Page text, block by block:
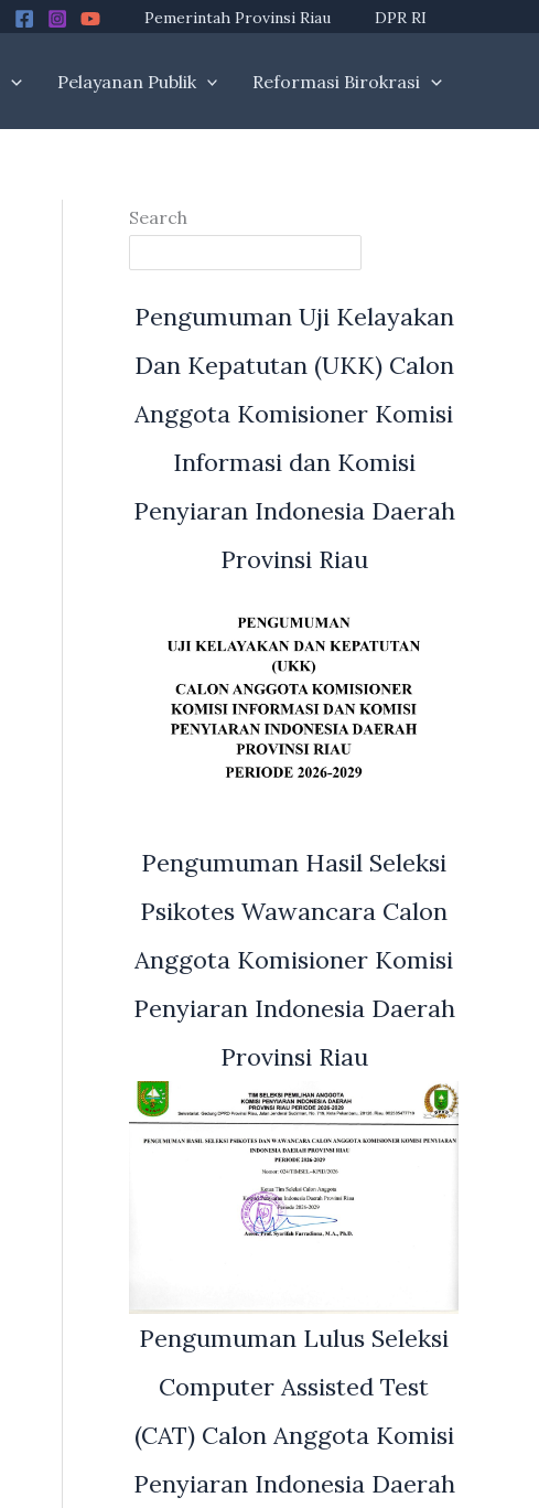
Pemerintah Provinsi Riau DPR RI
Pelayanan Publik Reformasi Birokrasi
Search
Pengumuman Uji Kelayakan
Dan Kepatutan (UKK) Calon
Anggota Komisioner Komisi
Informasi dan Komisi
Penyiaran Indonesia Daerah
Provinsi Riau
Pengumuman Hasil Seleksi
Psikotes Wawancara Calon
Anggota Komisioner Komisi
Penyiaran Indonesia Daerah
Provinsi Riau
Pengumuman Lulus Seleksi
Computer Assisted Test
(CAT) Calon Anggota Komisi
Penyiaran Indonesia Daerah